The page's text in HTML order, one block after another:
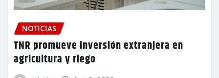
NOTICIAS
TNR promueve inversión extranjera en
agricultura y riego